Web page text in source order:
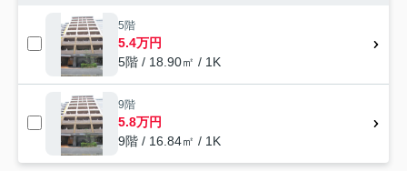
5階
5.4万円
5階 / 18.90㎡ / 1K
9階
5.8万円
9階 / 16.84㎡ / 1K